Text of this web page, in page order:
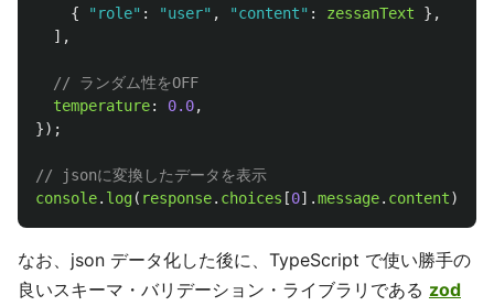
{
" role" : "user" , "content" : zessanText
},
],
// ランダム性をOFF
temperature: 0.0,
});
// jsonに変換したデータを表示
console. log( response. choices [0].message. content);
なお、json データ化した後に、TypeScript で使い勝手の
良いスキーマ・バリデーション・ライブラリである zod